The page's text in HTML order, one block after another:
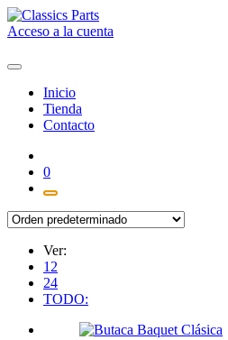
Saltar
al
Acceso a la cuenta
Inicio
Tienda
Contacto
0
Ver:
12
24
TODO: